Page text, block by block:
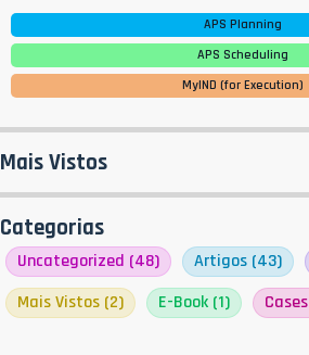
APS Planning
APS Scheduling
MyIND (for Execution)
Mais Vistos
Categorias
Uncategorized (48) Artigos (43)
Mais Vistos (2) E-Book (1) Cases